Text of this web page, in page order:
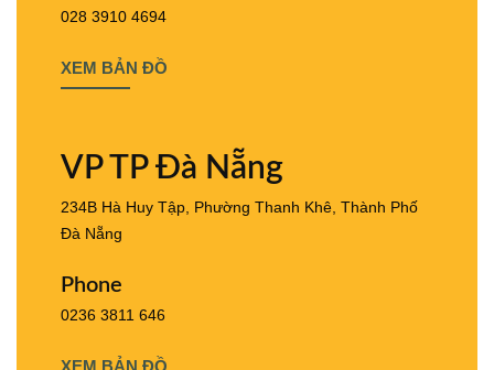
028 3910 4694
XEM BẢN ĐỒ
VP TP Đà Nẵng
234B Hà Huy Tập, Phường Thanh Khê, Thành Phố
Đà Nẵng
Phone
0236 3811 646
XEM BẢN ĐỒ